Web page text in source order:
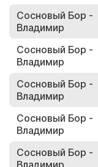
Сосновый Бор -
Владимир
Сосновый Бор -
Владимир
Сосновый Бор -
Владимир
Сосновый Бор -
Владимир
Сосновый Бор -
Владимир